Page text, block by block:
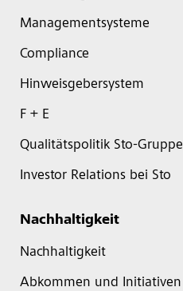
Managementsysteme
Compliance
Hinweisgebersystem
F + E
Qualitätspolitik Sto-Gruppe
Investor Relations bei Sto
Nachhaltigkeit
Nachhaltigkeit
Abkommen und Initiativen